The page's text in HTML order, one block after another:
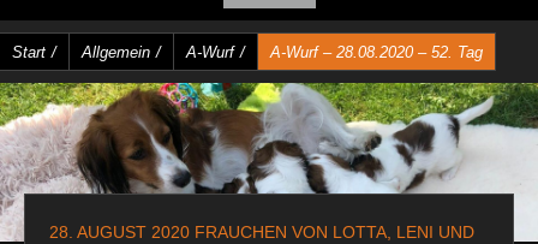
Zum
Inhalt
springen
Start / Allgemein / A-Wurf / A-Wurf – 28.08.2020 – 52. Tag
28. AUGUST 2020 FRAUCHEN VON LOTTA, LENI UND